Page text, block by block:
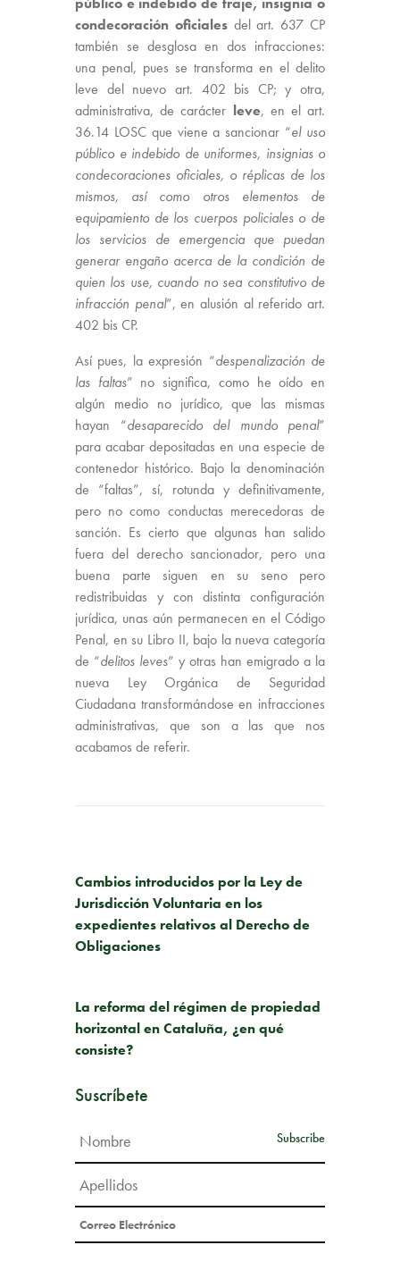
condecoración oficialesdel art. 637 CP
también se desglosa en dos infracciones:
una penal, pues se transforma en el delito
leve del nuevo art. 402 bis CP; y otra,
administrativa, de carácter leve, en el art.
36.14 LOSC que viene a sancionar “el uso
público e indebido de uniformes, insignias o
condecoraciones oficiales, o réplicas de los
mismos, así como otros elementos de
equipamiento de los cuerpos policiales o de
los servicios de emergencia que puedan
generar engaño acerca de la condición de
quien los use, cuando no sea constitutivo de
infracción penal”, en alusión al referido art.
402 bis CP.
Así pues, la expresión “despenalización de
las faltas” no significa, como he oído en
algún medio no jurídico, que las mismas
hayan “desaparecido del mundo penal”
para acabar depositadas en una especie de
contenedor histórico. Bajo la denominación
de “faltas”, sí, rotunda y definitivamente,
pero no como conductas merecedoras de
sanción. Es cierto que algunas han salido
fuera del derecho sancionador, pero una
buena parte siguen en su seno pero
redistribuidas y con distinta configuración
jurídica, unas aún permanecen en el Código
Penal, en su Libro II, bajo la nueva categoría
de “delitos leves” y otras han emigrado a la
nueva Ley Orgánica de Seguridad
Ciudadana transformándose en infracciones
administrativas, que son a las que nos
acabamos de referir.
Cambios introducidos por la Ley de
Jurisdicción Voluntaria en los
expedientes relativos al Derecho de
Obligaciones
La reforma del régimen de propiedad
horizontal en Cataluña, ¿en qué
consiste?
Suscríbete